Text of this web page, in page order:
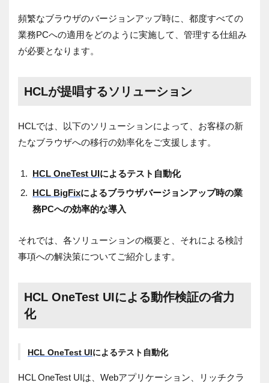
頻繁なブラウザのバージョンアップ時に、都度すべての
業務PCへの適用をどのように実施して、管理する仕組み
が必要となります。
HCLが提唱するソリューション
HCLでは、以下のソリューションによって、お客様の新
たなブラウザへの移行の効率化をご支援します。
HCL OneTest UIによるテスト自動化
HCL BigFixによるブラウザバージョンアップ時の業
務PCへの効率的な導入
それでは、各ソリューションの概要と、それによる検討
事項への解決策についてご紹介します。
HCL OneTest UIによる動作検証の省力
化
HCL OneTest UIによるテスト自動化
HCL OneTest UIは、 Webアプリケーション、リッチクラ